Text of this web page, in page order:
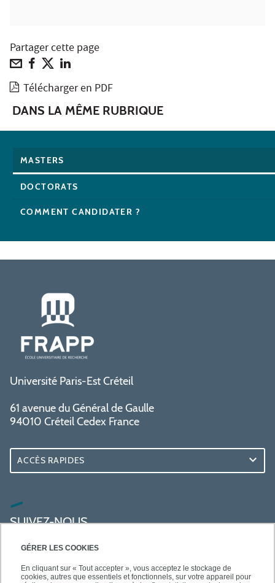
GÉRER LES COOKIES
En cliquant sur « Tout accepter », vous acceptez le stockage de
cookies, autres que essentiels et fonctionnels, sur votre appareil pour
Partager cette page
Télécharger en PDF
DANS LA MÊME RUBRIQUE
MASTERS
DOCTORATS
COMMENT CANDIDATER ?
Université Paris-Est Créteil
61 avenue du Général de Gaulle
94010 Créteil Cedex France
ACCÈS RAPIDES
SUIVEZ-NOUS